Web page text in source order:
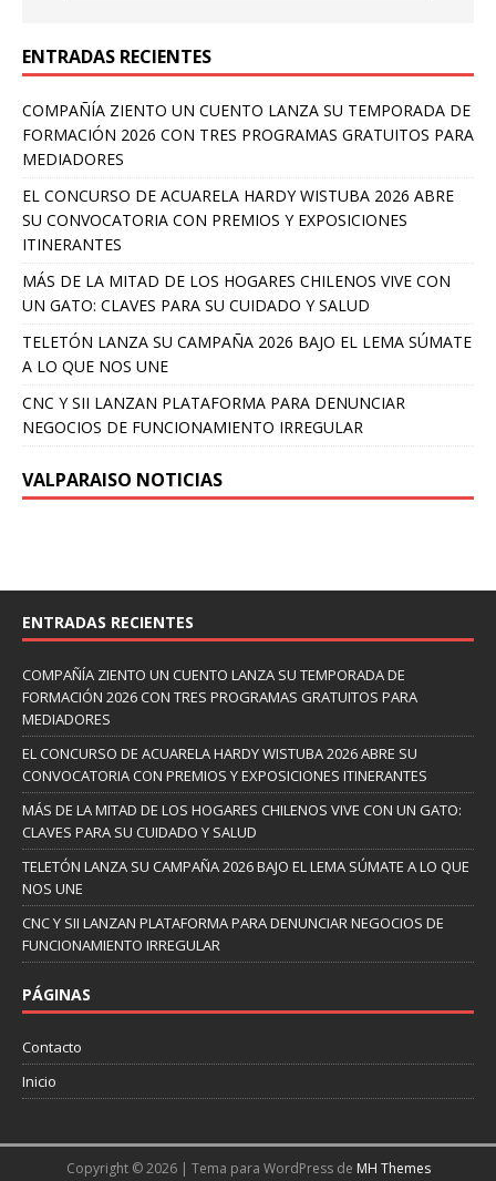
ENTRADAS RECIENTES
COMPAÑÍA ZIENTO UN CUENTO LANZA SU TEMPORADA DE
FORMACIÓN 2026 CON TRES PROGRAMAS GRATUITOS PARA
MEDIADORES
EL CONCURSO DE ACUARELA HARDY WISTUBA 2026 ABRE
SU CONVOCATORIA CON PREMIOS Y EXPOSICIONES
ITINERANTES
MÁS DE LA MITAD DE LOS HOGARES CHILENOS VIVE CON
UN GATO: CLAVES PARA SU CUIDADO Y SALUD
TELETÓN LANZA SU CAMPAÑA 2026 BAJO EL LEMA SÚMATE
A LO QUE NOS UNE
CNC Y SII LANZAN PLATAFORMA PARA DENUNCIAR
NEGOCIOS DE FUNCIONAMIENTO IRREGULAR
VALPARAISO NOTICIAS
ENTRADAS RECIENTES
COMPAÑÍA ZIENTO UN CUENTO LANZA SU TEMPORADA DE
FORMACIÓN 2026 CON TRES PROGRAMAS GRATUITOS PARA
MEDIADORES
EL CONCURSO DE ACUARELA HARDY WISTUBA 2026 ABRE SU
CONVOCATORIA CON PREMIOS Y EXPOSICIONES ITINERANTES
MÁS DE LA MITAD DE LOS HOGARES CHILENOS VIVE CON UN GATO:
CLAVES PARA SU CUIDADO Y SALUD
TELETÓN LANZA SU CAMPAÑA 2026 BAJO EL LEMA SÚMATE A LO QUE
NOS UNE
CNC Y SII LANZAN PLATAFORMA PARA DENUNCIAR NEGOCIOS DE
FUNCIONAMIENTO IRREGULAR
PÁGINAS
Contacto
Inicio
Copyright © 2026 | Tema para WordPress de MH Themes